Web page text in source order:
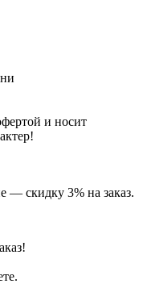
и носит
— скидку 3% на заказ.